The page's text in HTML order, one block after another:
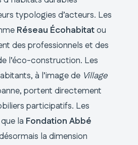
typologies d’acteurs. Les
Réseau Écohabitatou
des professionnels et des
l’éco-construction. Les
à l’image de Village
portent directement
participatifs. Les
la Fondation Abbé
la dimension